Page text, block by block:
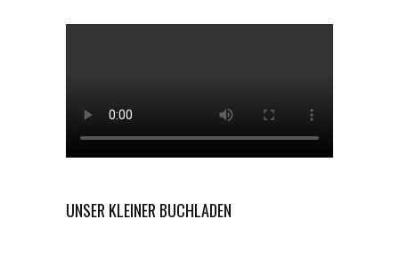
UNSER KLEINER BUCHLADEN